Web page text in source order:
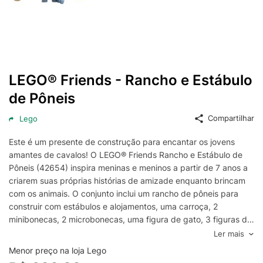
LEGO® Friends - Rancho e Estábulo
de Pôneis
Lego Compartilhar
Este é um presente de construção para encantar os jovens
amantes de cavalos! O LEGO® Friends Rancho e Estábulo de
Pôneis (42654) inspira meninas e meninos a partir de 7 anos a
criarem suas próprias histórias de amizade enquanto brincam
com os animais. O conjunto inclui um rancho de pôneis para
construir com estábulos e alojamentos, uma carroça, 2
minibonecas, 2 microbonecas, uma figura de gato, 3 figuras de
pôneis e muitos acessórios para brincadeiras imaginativas. As
crianças podem criar aventuras sem fim com as personagens
Aliya, Liann, Victoria e Ella. Cuidar e alimentar os 3 pôneis é
Ler mais
Menor preço na loja Lego